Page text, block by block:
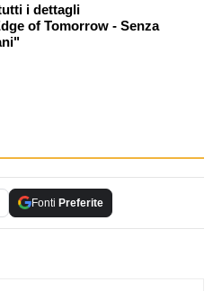
i dettagli
of Tomorrow - Senza
Fonti Preferite